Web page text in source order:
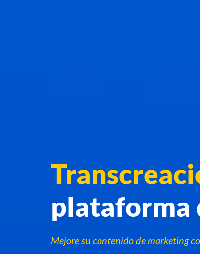
plataforma
Mejore su contenido de marketing